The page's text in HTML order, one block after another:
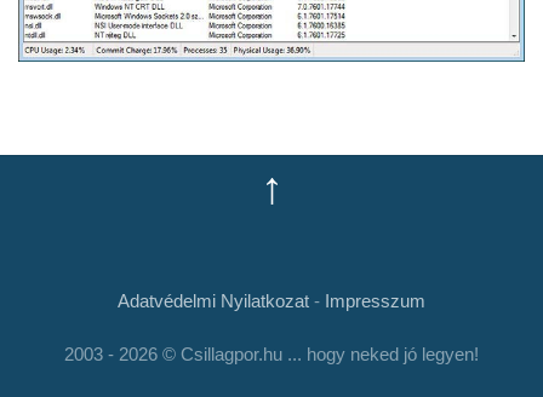
↑
Adatvédelmi Nyilatkozat - Impresszum
2003 - 2026 © Csillagpor.hu ... hogy neked jó legyen!